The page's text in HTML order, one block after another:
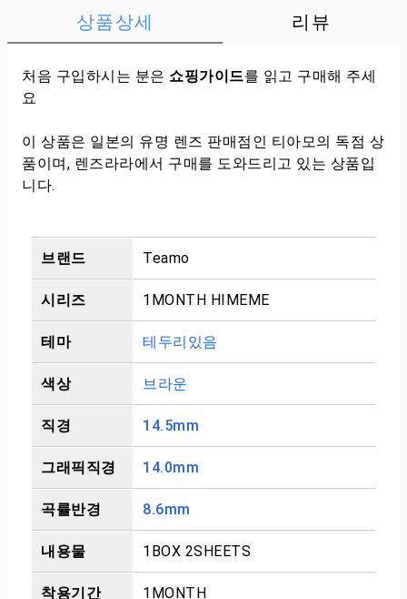
상품상세 리뷰
처음 구입하시는 분은 쇼핑가이드를 읽고 구매해 주세
요
이 상품은 일본의 유명 렌즈 판매점인 티아모의 독점 상
품이며, 렌즈라라에서 구매를 도와드리고 있는 상품입
니다.
브랜드 Teamo
시리즈 1MONTH HIMEME
테마 테두리있음
색상 브라운
직경 14.5mm
그래픽직경 14.0mm
곡률반경 8.6mm
내용물 1BOX 2SHEETS
착용기간 1MONTH